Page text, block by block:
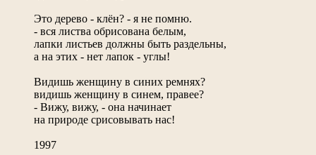
Это дерево - клён? - я не помню.
- вся листва обрисована белым,
лапки листьев должны быть раздельны,
а на этих - нет лапок - углы!
Видишь женщину в синих ремнях?
видишь женщину в синем, правее?
- Вижу, вижу, - она начинает
на природе срисовывать нас!
1997